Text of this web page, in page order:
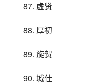
87. 虚贤
88. 厚初
89. 旋贺
90. 城仕